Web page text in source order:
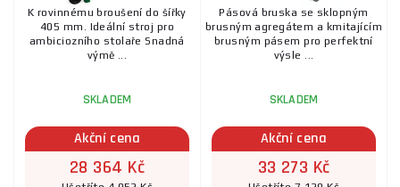
K rovinnému broušení do šířky
405 mm. Ideální stroj pro
ambiciozního stolaře Snadná
výmě ...
SKLADEM
Akční cena
28 364 Kč
Pásová bruska se sklopným
brusným agregátem a kmitajícím
brusným pásem pro perfektní
výsle ...
SKLADEM
Akční cena
33 273 Kč